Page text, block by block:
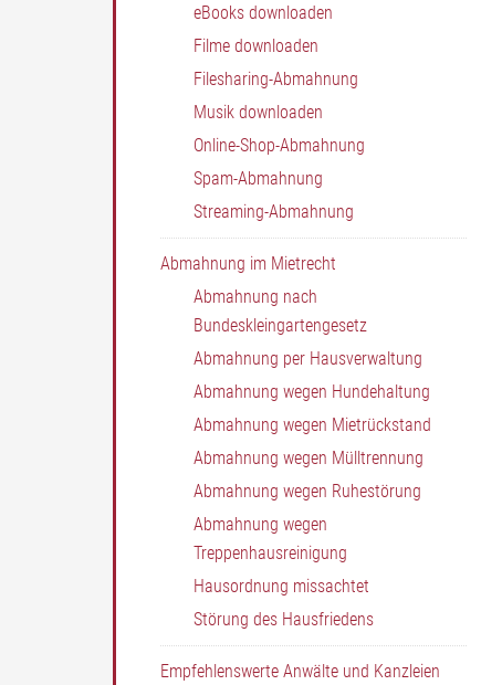
eBooks downloaden
Filme downloaden
Filesharing-Abmahnung
Musik downloaden
Online-Shop-Abmahnung
Spam-Abmahnung
Streaming-Abmahnung
Abmahnung im Mietrecht
Abmahnung nach
Bundeskleingartengesetz
Abmahnung per Hausverwaltung
Abmahnung wegen Hundehaltung
Abmahnung wegen Mietrückstand
Abmahnung wegen Mülltrennung
Abmahnung wegen Ruhestörung
Abmahnung wegen
Treppenhausreinigung
Hausordnung missachtet
Störung des Hausfriedens
Empfehlenswerte Anwälte und Kanzleien